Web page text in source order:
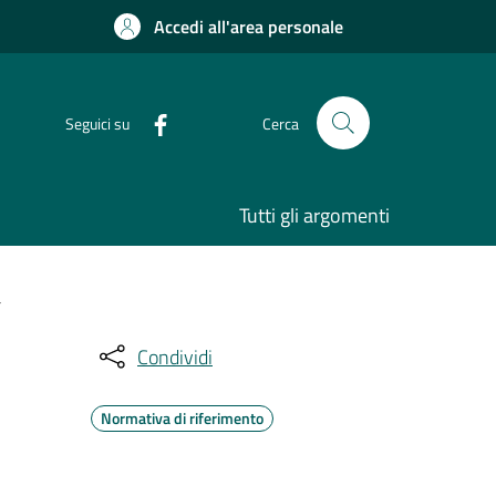
Accedi all'area personale
Seguici su Cerca
Tutti gli argomenti
Condividi
Normativa di riferimento